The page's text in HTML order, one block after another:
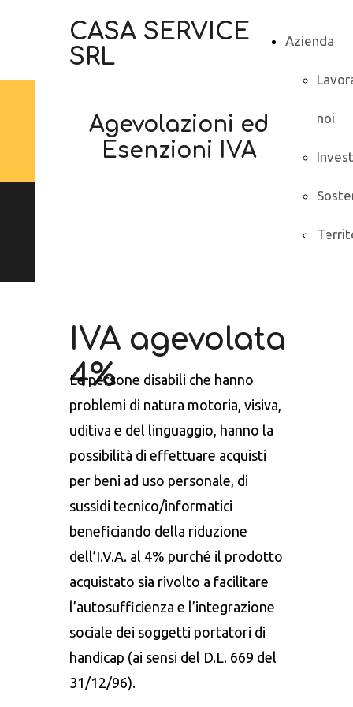
Azienda
noi
CASA SERVICE
SRL
Agevolazioni ed
Esenzioni IVA
Elettrodomestici.
Le persone disabili che hanno
problemi di natura motoria, visiva,
uditiva e del linguaggio, hanno la
possibilità di effettuare acquisti
per beni ad uso personale, di
sussidi tecnico/informatici
beneficiando della riduzione
dell’I.V.A. al 4% purché il prodotto
acquistato sia rivolto a facilitare
l’autosufficienza e l’integrazione
sociale dei soggetti portatori di
handicap (ai sensi del D.L. 669 del
31/12/96).
IVA agevolata
4%